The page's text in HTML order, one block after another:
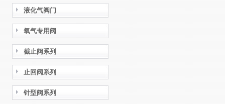
液化气阀门
氧气专用阀
截止阀系列
止回阀系列
针型阀系列